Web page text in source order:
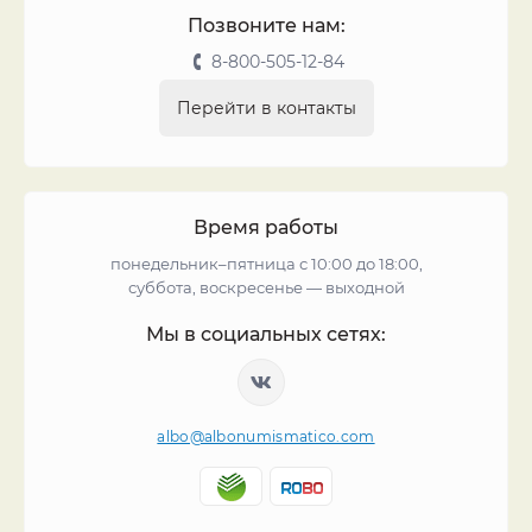
Позвоните нам:
8-800-505-12-84
Перейти в контакты
Время работы
понедельник–пятница с 10:00 до 18:00,
суббота, воскресенье — выходной
Мы в социальных сетях:
albo@albonumismatico.com